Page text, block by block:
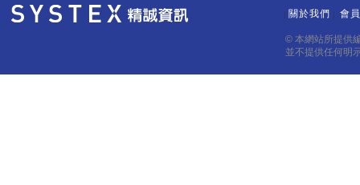
關於我們 會
© 本網站所提供
並不提供任何明